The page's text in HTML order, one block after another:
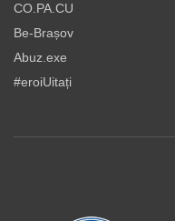
CO.PA.CU
Be-Brașov
Abuz.exe
#eroiUitați